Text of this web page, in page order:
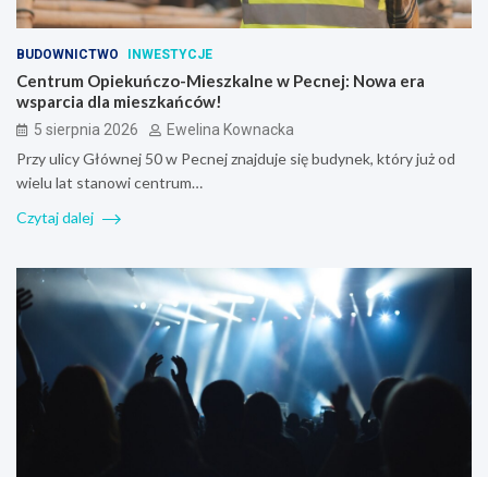
BUDOWNICTWO INWESTYCJE
Centrum Opiekuńczo-Mieszkalne w Pecnej: Nowa era
wsparcia dla mieszkańców!
5 sierpnia 2026 Ewelina Kownacka
Przy ulicy Głównej 50 w Pecnej znajduje się budynek, który już od
wielu lat stanowi centrum…
Czytaj dalej